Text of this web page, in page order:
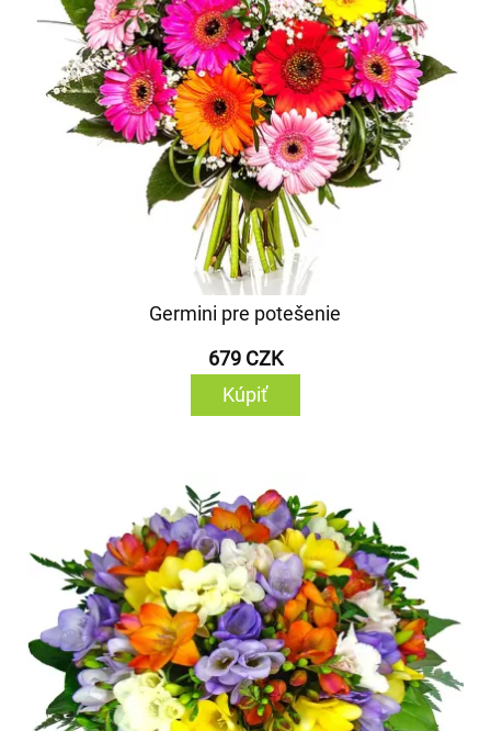
Germini pre potešenie
679 CZK
Kúpiť